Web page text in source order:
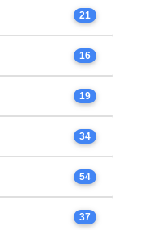
21
16
19
34
54
37